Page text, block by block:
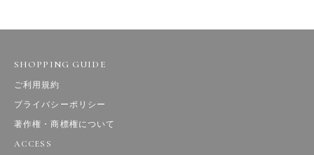
SHOPPING GUIDE
ご利用規約
プライバシーポリシー
著作権・商標権について
ACCESS